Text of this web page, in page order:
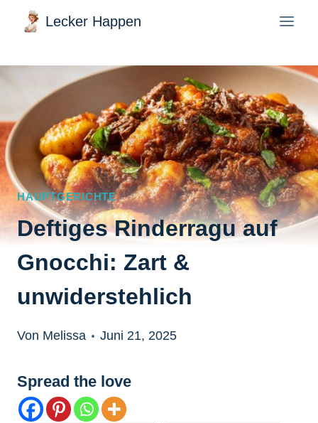
Zum
Inhalt
springen
Lecker Happen
HAUPTGERICHTE
Deftiges Rinderragu auf
Gnocchi: Zart &
unwiderstehlich
Von Melissa Juni 21, 2025
Spread the love